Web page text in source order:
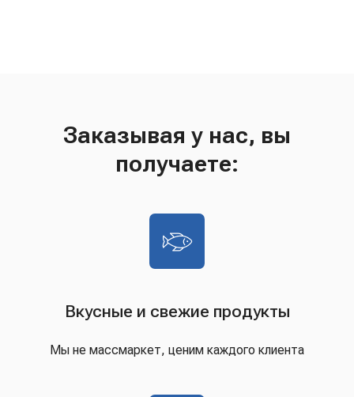
Заказывая у нас, вы
получаете:
Вкусные и свежие продукты
Мы не массмаркет, ценим каждого клиента